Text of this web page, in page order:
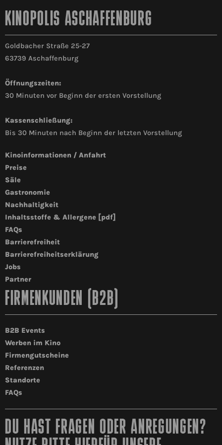
Sicherheitsabfrage
Datenschutz:
Mit Absenden der Kontaktabfrage gebe ich
personenbezogenen Daten zur Bearbeitung
meiner Kontaktanfrage gespeichert und ggfs.
entsprechend meiner Anfrage an verbundene
Unternehmensgesellschaften übermittelt
Datenschutzerklärung
*Freiwillige Angaben
KINOPOLIS ASCHAFFENBURG
Goldbacher Straße 25-27
63739 Aschaffenburg
Öffnungszeiten:
30 Minuten vor Beginn der ersten Vorstellung
Kassenschließung:
Bis 30 Minuten nach Beginn der letzten Vorstellung
Kinoinformationen / Anfahrt
Preise
Säle
Gastronomie
Nachhaltigkeit
Inhaltsstoffe & Allergene [pdf]
FAQs
Barrierefreiheit
Barrierefreiheitserklärung
Jobs
Partner
FIRMENKUNDEN (B2B)
B2B Events
Werben im Kino
Firmengutscheine
Referenzen
Standorte
FAQs
DU HAST FRAGEN ODER ANREGUNGEN?